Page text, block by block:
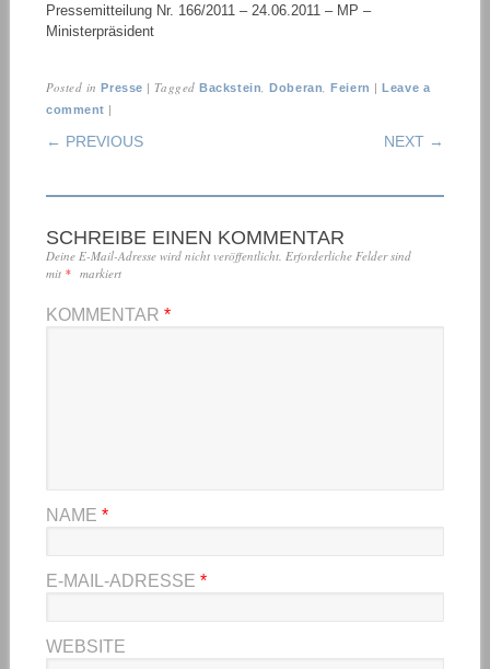
Pressemitteilung Nr. 166/2011 – 24.06.2011 – MP –
Ministerpräsident
Posted inPresse |TaggedBackstein,Doberan,Feiern |Leave a
comment |
POST NAVIGATION
← PREVIOUS NEXT →
SCHREIBE EINEN KOMMENTAR
Deine E-Mail-Adresse wird nicht veröffentlicht. Erforderliche Felder sind
mit * markiert
KOMMENTAR *
NAME *
E-MAIL-ADRESSE *
WEBSITE